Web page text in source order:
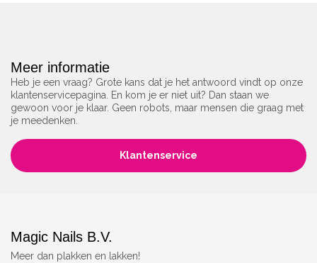
Meer informatie
Heb je een vraag? Grote kans dat je het antwoord vindt op onze
klantenservicepagina. En kom je er niet uit? Dan staan we
gewoon voor je klaar. Geen robots, maar mensen die graag met
je meedenken.
Klantenservice
Magic Nails B.V.
Meer dan plakken en lakken!